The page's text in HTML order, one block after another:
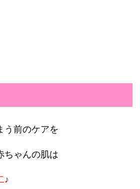
う前のケアを
ちゃんの肌は
♪